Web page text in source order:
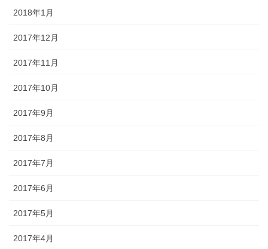
2018年1月
2017年12月
2017年11月
2017年10月
2017年9月
2017年8月
2017年7月
2017年6月
2017年5月
2017年4月